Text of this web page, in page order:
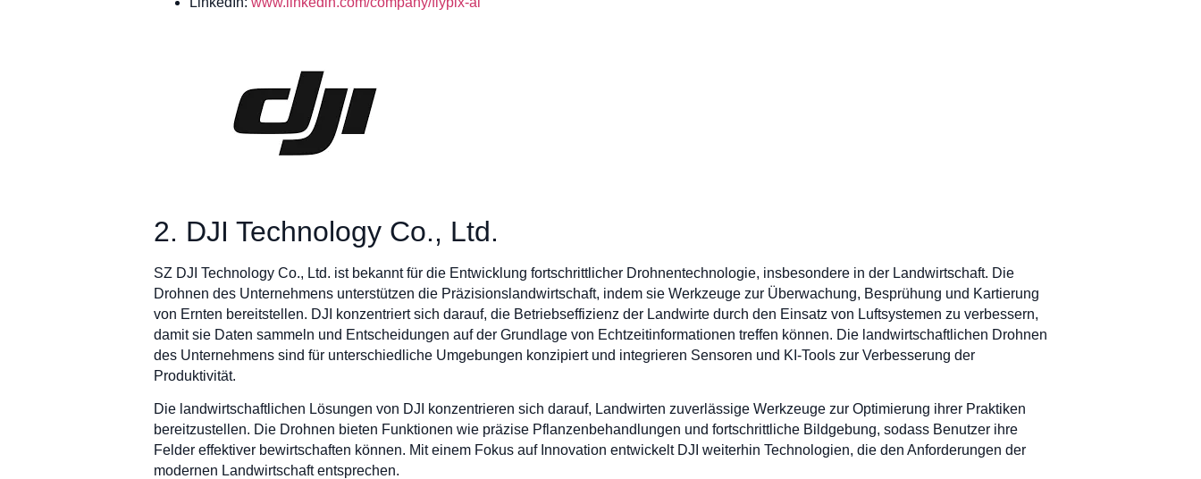
2. DJI Technology Co., Ltd.
SZ DJI Technology Co., Ltd. ist bekannt für die Entwicklung fortschrittlicher Drohnentechnologie, insbesondere in der Landwirtschaft. Die
Drohnen des Unternehmens unterstützen die Präzisionslandwirtschaft, indem sie Werkzeuge zur Überwachung, Besprühung und Kartierung
von Ernten bereitstellen. DJI konzentriert sich darauf, die Betriebseffizienz der Landwirte durch den Einsatz von Luftsystemen zu verbessern,
damit sie Daten sammeln und Entscheidungen auf der Grundlage von Echtzeitinformationen treffen können. Die landwirtschaftlichen Drohnen
des Unternehmens sind für unterschiedliche Umgebungen konzipiert und integrieren Sensoren und KI-Tools zur Verbesserung der
Produktivität.
Die landwirtschaftlichen Lösungen von DJI konzentrieren sich darauf, Landwirten zuverlässige Werkzeuge zur Optimierung ihrer Praktiken
bereitzustellen. Die Drohnen bieten Funktionen wie präzise Pflanzenbehandlungen und fortschrittliche Bildgebung, sodass Benutzer ihre
Felder effektiver bewirtschaften können. Mit einem Fokus auf Innovation entwickelt DJI weiterhin Technologien, die den Anforderungen der
modernen Landwirtschaft entsprechen.